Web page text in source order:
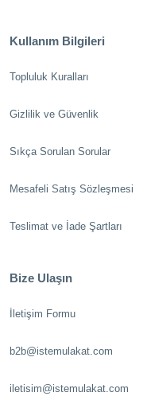
Kullanım Bilgileri
Topluluk Kuralları
Gizlilik ve Güvenlik
Sıkça Sorulan Sorular
Mesafeli Satış Sözleşmesi
Teslimat ve İade Şartları
Bize Ulaşın
İletişim Formu
b2b@istemulakat.com
iletisim@istemulakat.com